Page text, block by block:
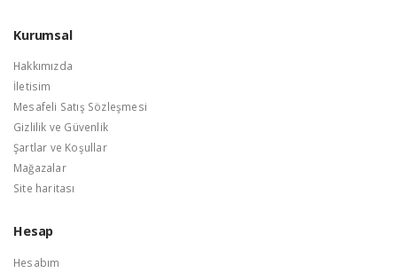
Kurumsal
Hakkımızda
İletisim
Mesafeli Satış Sözleşmesi
Gizlilik ve Güvenlik
Şartlar ve Koşullar
Mağazalar
Site haritası
Hesap
Hesabım